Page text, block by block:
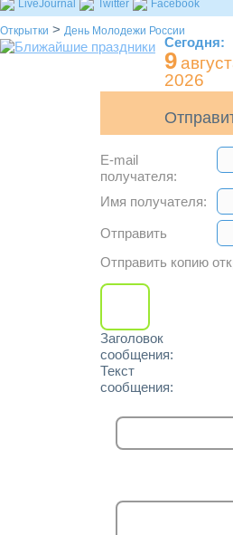
LiveJournal Twitter Facebook
Открытки > День Молодежи России
Сегодня:
9
2026
E-mail
получателя:
Имя получателя:
Отправить
Отправить копию
Заголовок
сообщения:
Текст
сообщения: